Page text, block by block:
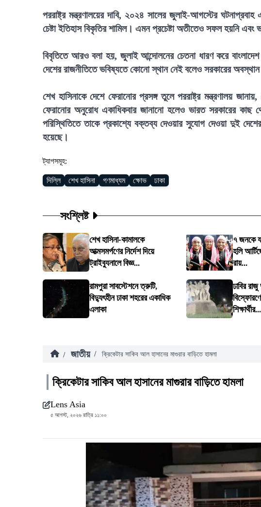
পররাষ্ট্র মন্ত্রণালয়ের দাবি, ২০২৪ সালের জুলাই-আগস্টের
চেষ্টা ইতিহাস বিকৃতির শামিল। এমন প্রচেষ্টা অতীতেও সফল হয়নি
বিবৃতিতে আরও বলা হয়, জুলাই আন্দোলনের চেতনা ধারণ করে
দেশের রাজনীতিতে ভবিষ্যতে কোনো স্থান নেই বলেও সরকারের
শেখ হাসিনাকে দেশে ফেরানোর প্রসঙ্গ তুলে পররাষ্ট্র মন্ত্রণালয়
ফেরানোর অনুরোধ একাধিকবার জানানো হলেও ভারত সরকারের
পরিস্থিতিতে তাকে প্রকাশ্যে বক্তব্য দেওয়ার সুযোগ দেওয়া দুই
হয়েছে।
ট্যাগসমূহ:
দিল্লি শেখ হাসিনা গণমাধ্যম ক্ষোভ ঢাকা
সংশ্লিষ্ট
শেখ হাসিনা-কামালকে
আত্মসমর্পণের নির্দেশ দিয়ে
ট্রাইব্যুনালে বিজ্ঞ...
৭ জনকে
হলি
রায়...
রামপুরা সাবস্টেশনে ত্রুটি,
বিদ্যুৎহীন ঢাকা শহরের একাধিক
এলাকা
ঢাবির
শিক্ষার্থীর...
/ জাতীয় / ক্রিকেটার সাকিব আল হাসানের মাগুরার বাড়িতে হামলা
ক্রিকেটার সাকিব আল হাসানের মাগুরার বাড়িতে হামলা
Lens Asia
৫ আগস্ট, ২০২৬ রাত্রি ১১:০০